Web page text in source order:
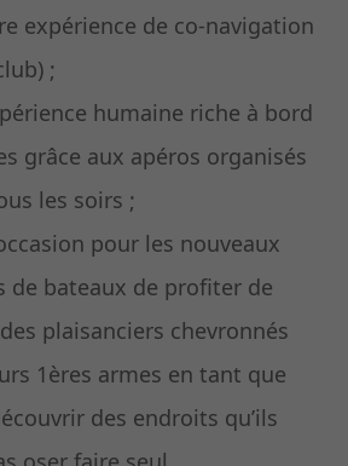
expérience de co-navigation
;
humaine riche à bord
grâce aux apéros organisés
les soirs ;
pour les nouveaux
de bateaux de profiter de
plaisanciers chevronnés
1ères armes en tant que
des endroits qu’ils